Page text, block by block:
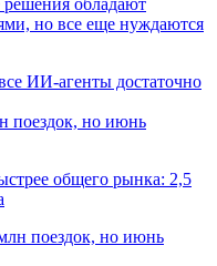
решения обладают
но все еще нуждаются
поездок, но июнь
общего рынка: 2,5